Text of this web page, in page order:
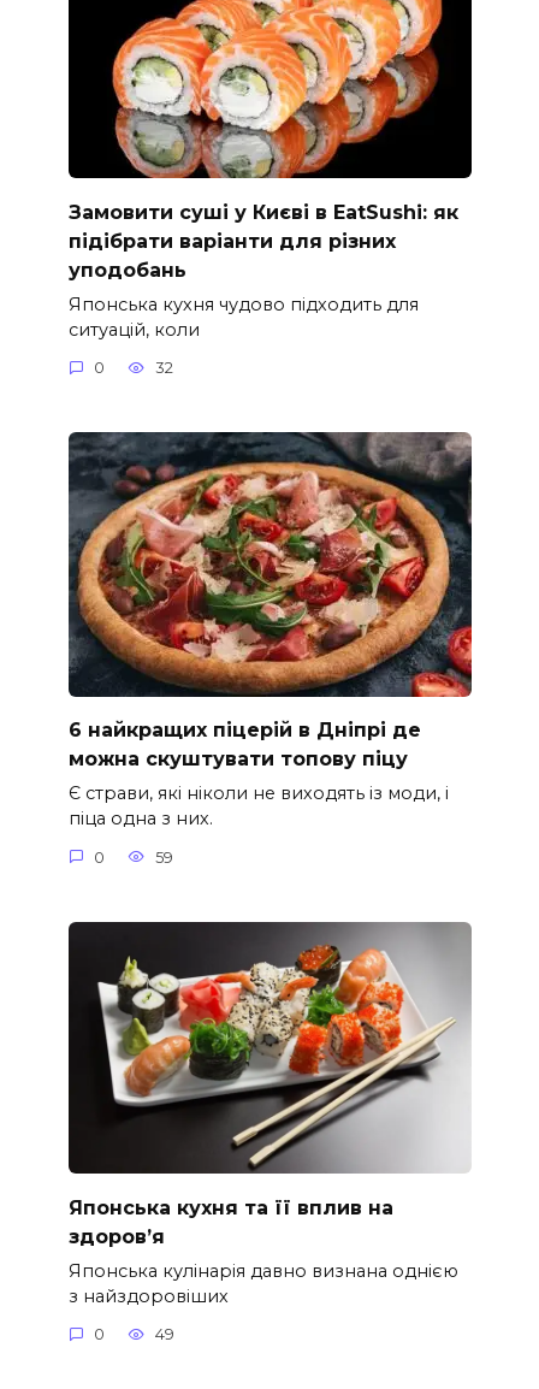
Замовити суші у Києві в EatSushi: як
підібрати варіанти для різних
уподобань
Японська кухня чудово підходить для
ситуацій, коли
0 32
6 найкращих піцерій в Дніпрі де
можна скуштувати топову піцу
Є страви, які ніколи не виходять із моди, і
піца одна з них.
0 59
Японська кухня та її вплив на
здоров’я
Японська кулінарія давно визнана однією
з найздоровіших
0 49